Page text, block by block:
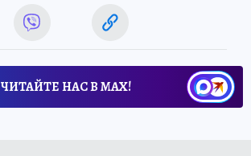
ЧИТАЙТЕ НАС В МАХ!